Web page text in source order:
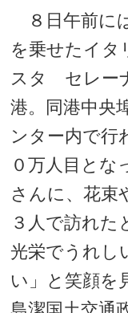
８日午前に
を乗せたイタ
スタ セレー
港。同港中央
ンター内で行
０万人目とな
さんに、花束
３人で訪れた
光栄でうれし
い」と笑顔を